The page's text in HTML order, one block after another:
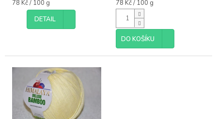
Měrná
78 Kč / 100 g
DETAIL
5,0
5
hvězdiček.
Měrná
cena:
78 Kč / 100 g
DO KOŠÍKU